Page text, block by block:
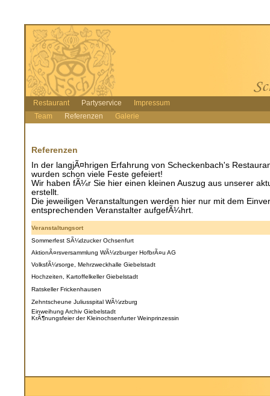
Restaurant Partyservice
Impressum
Team
Referenzen Galerie
Referenzen
In der langjÃ¤hrigen Erfahrung von Scheckenbach's
wurden schon viele Feste gefeiert!
Wir haben fÃ¼r Sie hier einen kleinen Auszug aus unserer
erstellt.
Die jeweiligen Veranstaltungen werden hier nur mit dem
entsprechenden Veranstalter aufgefÃ¼hrt.
Veranstaltungsort
Sommerfest SÃ¼dzucker Ochsenfurt
AktionÃ¤rsversammlung WÃ¼rzburger HofbrÃ¤u AG
VolksfÃ¼rsorge, Mehrzweckhalle Giebelstadt
Hochzeiten, Kartoffelkeller Giebelstadt
Ratskeller Frickenhausen
Zehntscheune Juliusspital WÃ¼rzburg
Einweihung Archiv Giebelstadt
KrÃ¶nungsfeier der Kleinochsenfurter Weinprinzessin